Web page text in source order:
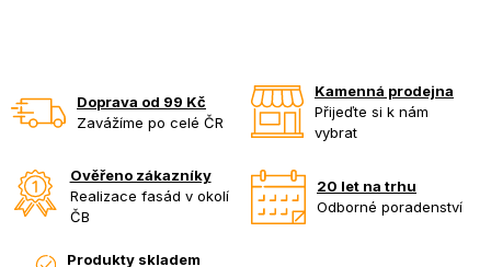
Doprava od 99 Kč
Zavážíme po celé ČR
Kamenná prodejna
Přijeďte si k nám
vybrat
Ověřeno zákazníky
Realizace fasád v okolí
ČB
20 let na trhu
Odborné poradenství
Produkty skladem